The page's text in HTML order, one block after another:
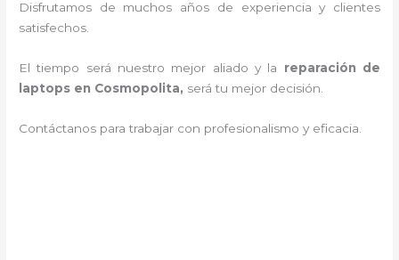
Disfrutamos de muchos años de experiencia y clientes
satisfechos.
El tiempo será nuestro mejor aliado y la reparación de
laptops en Cosmopolita, será tu mejor decisión.
Contáctanos para trabajar con profesionalismo y eficacia.